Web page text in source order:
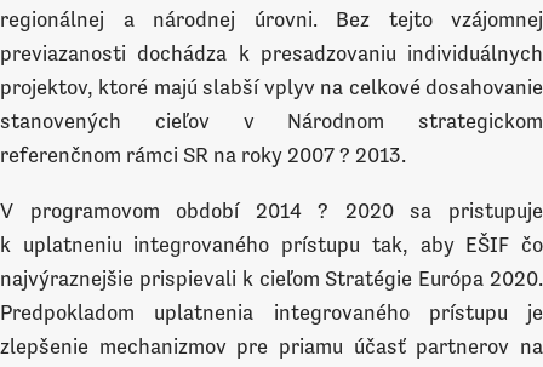
regionálnej a národnej úrovni. Bez tejto vzájomnej
previazanosti dochádza k presadzovaniu individuálnych
projektov, ktoré majú slabší vplyv na celkové dosahovanie
stanovených cieľov v Národnom strategickom
referenčnom rámci SR na roky 2007 ? 2013.
V programovom období 2014 ? 2020 sa pristupuje
k uplatneniu integrovaného prístupu tak, aby EŠIF čo
najvýraznejšie prispievali k cieľom Stratégie Európa 2020.
Predpokladom uplatnenia integrovaného prístupu je
zlepšenie mechanizmov pre priamu účasť partnerov na